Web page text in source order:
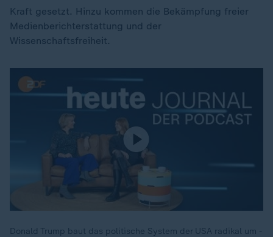
Kraft gesetzt. Hinzu kommen die Bekämpfung freier
Medienberichterstattung und der
Wissenschaftsfreiheit.
Donald Trump baut das politische System der USA radikal um -